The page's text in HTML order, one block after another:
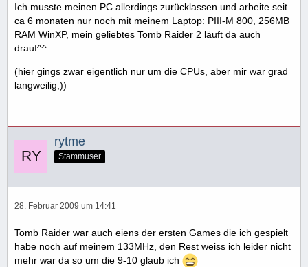
Ich musste meinen PC allerdings zurücklassen und arbeite seit
ca 6 monaten nur noch mit meinem Laptop: PIII-M 800, 256MB
RAM WinXP, mein geliebtes Tomb Raider 2 läuft da auch
drauf^^
(hier gings zwar eigentlich nur um die CPUs, aber mir war grad
langweilig;))
rytme
Stammuser
28. Februar 2009 um 14:41
Tomb Raider war auch eiens der ersten Games die ich gespielt
habe noch auf meinem 133MHz, den Rest weiss ich leider nicht
mehr war da so um die 9-10 glaub ich